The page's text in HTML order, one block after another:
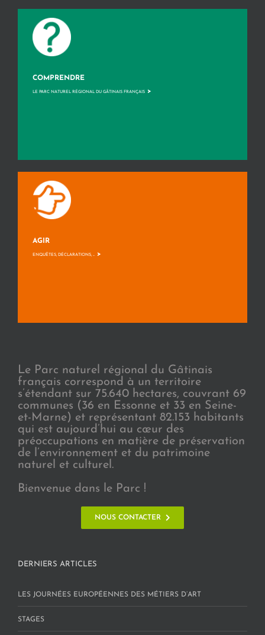
COMPRENDRE
LE PARC NATUREL RÉGIONAL DU GÂTINAIS FRANÇAIS >
AGIR
ENQUÊTES, DÉCLARATIONS, ... >
Le Parc naturel régional du Gâtinais
français correspond à un territoire
s’étendant sur 75.640 hectares, couvrant 69
communes (36 en Essonne et 33 en Seine-
et-Marne) et représentant 82.153 habitants
qui est aujourd’hui au cœur des
préoccupations en matière de préservation
de l’environnement et du patrimoine
naturel et culturel.
Bienvenue dans le Parc !
NOUS CONTACTER
DERNIERS ARTICLES
LES JOURNÉES EUROPÉENNES DES MÉTIERS D’ART
STAGES